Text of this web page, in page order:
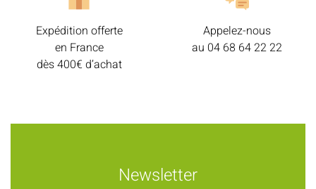
Expédition offerte
en France
dès 400€ d’achat
Appelez-nous
au 04 68 64 22 22
Newsletter